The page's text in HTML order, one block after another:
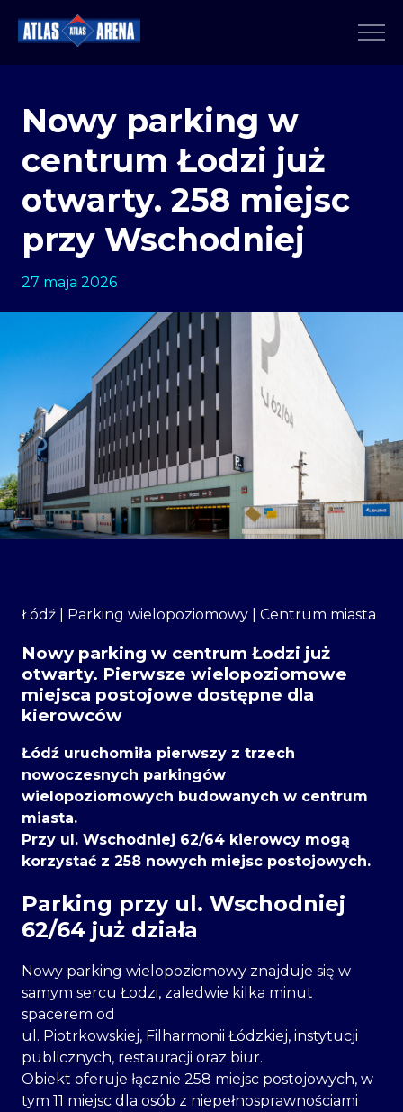
Nowy parking w
centrum Łodzi już
otwarty. 258 miejsc
przy Wschodniej
27 maja 2026
Łódź | Parking wielopoziomowy | Centrum miasta
Nowy parking w centrum Łodzi już
otwarty. Pierwsze wielopoziomowe
miejsca postojowe dostępne dla
kierowców
Łódź uruchomiła pierwszy z trzech
nowoczesnych parkingów
wielopoziomowych budowanych w centrum
miasta.
Przy ul. Wschodniej 62/64 kierowcy mogą
korzystać z 258 nowych miejsc postojowych.
Parking przy ul. Wschodniej
62/64 już działa
Nowy parking wielopoziomowy znajduje się w
samym sercu Łodzi, zaledwie kilka minut
spacerem od
ul. Piotrkowskiej, Filharmonii Łódzkiej, instytucji
publicznych, restauracji oraz biur.
Obiekt oferuje łącznie 258 miejsc postojowych, w
tym 11 miejsc dla osób z niepełnosprawnościami